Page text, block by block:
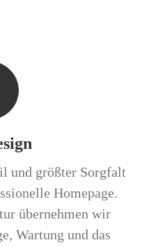
und größter Sorgfalt
Homepage.
übernehmen wir
Wartung und das